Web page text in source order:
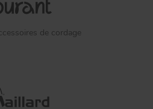
de cordage